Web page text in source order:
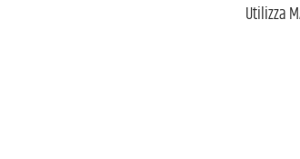
Utilizza